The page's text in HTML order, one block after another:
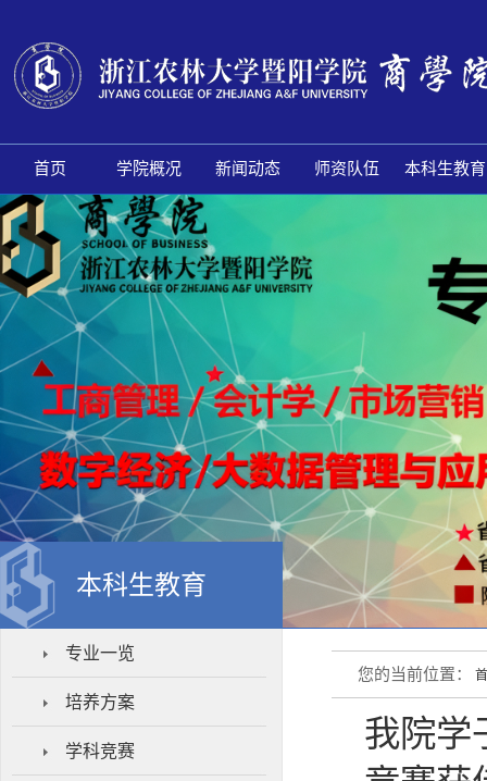
首页 学院概况 新闻动态 师资队伍 本科生教育
本科生教育
专业一览
培养方案
学科竞赛
您的当前位置：
我院学